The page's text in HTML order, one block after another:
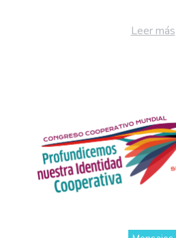
Leer más